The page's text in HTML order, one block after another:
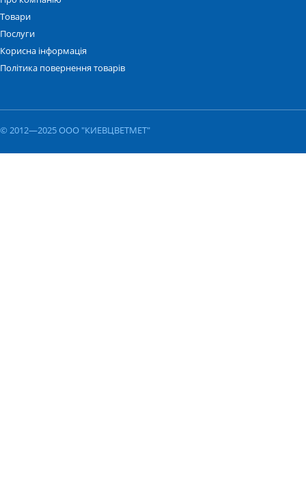
Товари
Послуги
Корисна інформація
Політика повернення товарів
© 2012—2025 ООО "КИЕВЦВЕТМЕТ"